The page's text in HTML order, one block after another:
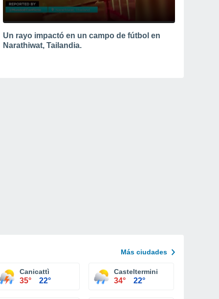
Un rayo impactó en un campo de fútbol en
Narathiwat, Tailandia.
Más ciudades
Canicattì
35° 22°
Casteltermini
34° 22°